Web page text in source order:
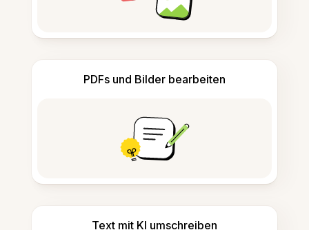
PDFs und Bilder bearbeiten
Text mit KI umschreiben